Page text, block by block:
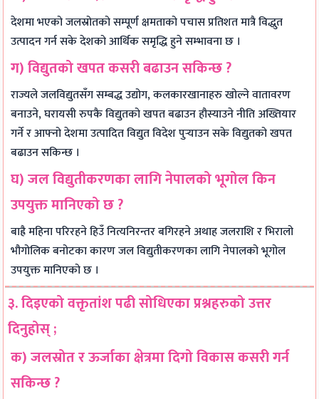
देशमा भएको जलस्रोतको सम्पूर्ण क्षमताको पचास प्रतिशत मात्रै विद्धुत
उत्पादन गर्न सके देशको आर्थिक समृद्धि हुने सम्भावना छ ।
ग) विद्युतको खपत कसरी बढाउन सकिन्छ ?
राज्यले जलविद्युतसँग सम्बद्ध उद्योग, कलकारखानाहरु खोल्ने वातावरण
बनाउने, घरायसी रुपकै विद्युतको खपत बढाउन हौस्याउने नीति अख्तियार
गर्ने र आफ्नो देशमा उत्पादित विद्युत विदेश पुर्‍याउन सके विद्युतको खपत
बढाउन सकिन्छ ।
घ) जल विद्युतीकरणका लागि नेपालको भूगोल किन
उपयुक्त मानिएको छ ?
बाह्रै महिना परिरहने हिउँ नित्यनिरन्तर बगिरहने अथाह जलराशि र भिरालो
भौगोलिक बनोटका कारण जल विद्युतीकरणका लागि नेपालको भूगोल
उपयुक्त मानिएको छ ।
३. दिइएको वक्तृतांश पढी सोधिएका प्रश्नहरुको उत्तर
दिनुहोस् ;
क) जलस्रोत र ऊर्जाका क्षेत्रमा दिगो विकास कसरी गर्न
सकिन्छ ?